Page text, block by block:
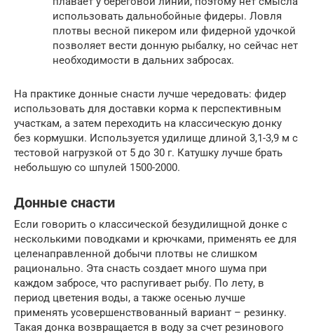
использовать дальнобойные фидеры. Ловля
плотвы весной пикером или фидерной удочкой
позволяет вести донную рыбалку, но сейчас нет
необходимости в дальних забросах.
На практике донные снасти лучше чередовать: фидер
использовать для доставки корма к перспективным
участкам, а затем переходить на классическую донку
без кормушки. Используется удилище длиной 3,1-3,9 м с
тестовой нагрузкой от 5 до 30 г. Катушку лучше брать
небольшую со шпулей 1500-2000.
Донные снасти
Если говорить о классической безудилищной донке с
несколькими поводками и крючками, применять ее для
целенаправленной добычи плотвы не слишком
рационально. Эта снасть создает много шума при
каждом забросе, что распугивает рыбу. По лету, в
период цветения воды, а также осенью лучше
применять усовершенствованный вариант – резинку.
Такая донка возвращается в воду за счет резинового